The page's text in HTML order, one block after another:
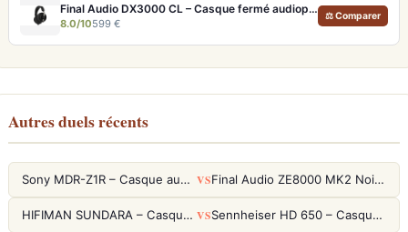
Final Audio DX3000 CL – Casque fermé audiophile 4.4mm symétrique
8.0/10599 €
⚖ Comparer
Autres duels récents
Sony MDR-Z1R – Casque audiophile fermé haute résolution VS Final Audio ZE8000 MK2 Noir – Écouteurs True Wireless audiophiles 8K Sound
HIFIMAN SUNDARA – Casque Planar Magnetic Ouvert Over-Ear Audiophile VS Sennheiser HD 650 – Casque audiophile ouvert pour l'écoute analytique